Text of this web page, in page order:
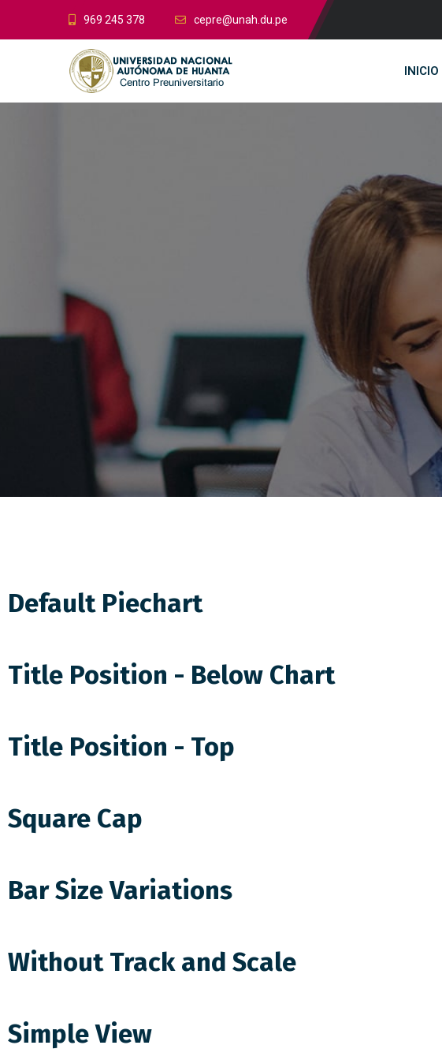
969 245 378 cepre@unah.du.pe
INICIO
Default Piechart
Title Position - Below Chart
Title Position - Top
Square Cap
Bar Size Variations
Without Track and Scale
Simple View